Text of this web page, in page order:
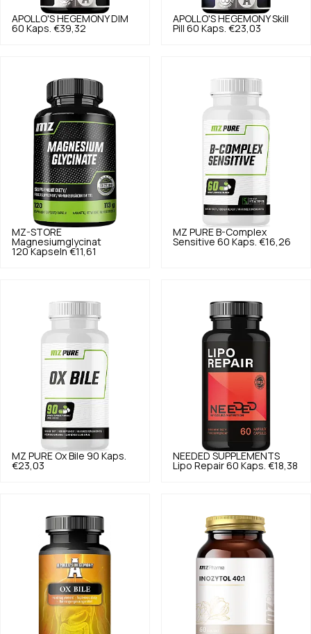
APOLLO'S HEGEMONY DIM
60 Kaps. €39,32
APOLLO'S HEGEMONY Skill
Pill 60 Kaps. €23,03
MZ-STORE
Magnesiumglycinat
120 Kapseln €11,61
MZ PURE B-Complex
Sensitive 60 Kaps. €16,26
MZ PURE Ox Bile 90 Kaps.
€23,03
NEEDED SUPPLEMENTS
Lipo Repair 60 Kaps. €18,38